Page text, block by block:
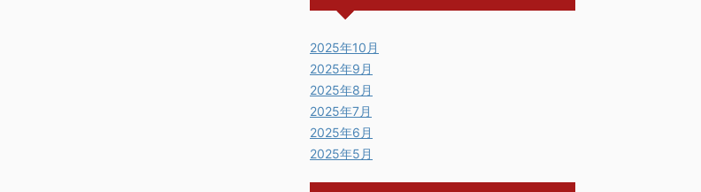
2025年10月
2025年9月
2025年8月
2025年7月
2025年6月
2025年5月